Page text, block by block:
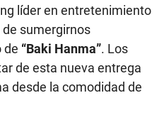
líder en entretenimiento
sumergirnos
de “Baki Hanma”. Los
de esta nueva entrega
desde la comodidad de